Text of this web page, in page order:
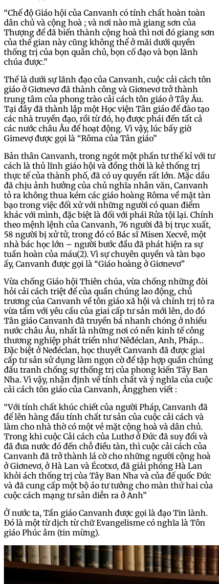
“Chế độ Giáo hội của Canvanh có tính chất hoàn toàn
dân chủ và cộng hoà ; và nơi nào mà giang sơn của
Thượng để đã biến thành cộng hoà thì nơi đó giang sơn
của thế gian này cũng không thể ở mãi dưới quyền
thống trị của bọn quân chủ, bọn cố đạo và bọn lãnh
chúa được.”
Thế là dưới sự lãnh đạo của Canvanh, cuộc cải cách tôn
giáo ở Giơnevơ đã thành công và Giơnevơ trở thành
trung tâm của phong trào cải cách tôn giáo ở Tây Âu.
Tại đây đã thành lập một Học viện Tân giáo để đào tạo
các nhà truyền đạo, rồi từ đó, họ được phái đến tất cả
các nước châu Âu để hoạt động. Vì vậy, lúc bấy giờ
Gimevợ được gọi là “Rôma của Tân giáo”
Bản thân Canvanh, trong ngót một phần tư thế kỉ với tư
cách là thủ lĩnh giáo hội và đồng thời là kẻ thống trị
thực tế của thành phố, đã có uy quyền rất lớn. Mặc dầu
đã chịu ảnh hưởng của chủ nghĩa nhân văn, Canvanh
tỏ ra không thua kém các giáo hoàng Rôma về mặt tàn
bạo trong việc đối xử với những người có quan điểm
khác với mình, đặc biệt là đối với phái Rửa tội lại. Chính
theo mệnh lệnh của Canvanh, 76 người đã bị trục xuất,
58 người bị xử tử, trong đó có Bác sĩ Misen Xecvê, một
nhà bác học lớn – người bước đầu đã phát hiện ra sự
tuần hoàn của máu(2). Vì sự chuyên quyền và tàn bạo
ấy, Canvanh được gọi là “Giáo hoàng ở Giơnevơ”
Vừa chống Giáo hội Thiên chúa, vừa chống những đòi
hỏi cải cách triệt để của quần chúng lao động, chủ
trương của Canvanh về tôn giáo xã hội và chính trị tỏ ra
vừa tầm với yêu cầu của giai cấp tư sản mới lên, do đó
Tân giáo Canvanh đã truyền bá nhanh chóng ở nhiều
nước châu Âu, nhất là những nơi có nền kinh tế công
thương nghiệp phát triển như Nêđéclan, Anh, Pháp…
Đặc biệt ở Neđéclan, học thuyết Canvanh đã được giai
cấp tư sản sử dụng làm ngọn cờ để tập hợp quần chúng
đấu tranh chống sự thống trị của phong kiến Tây Ban
Nha. Vì vậy, nhận định về tính chất và ý nghĩa của cuộc
cải cách tôn giáo của Canvanh, Ăngghen viết :
“Với tính chất khúc chiết của người Pháp, Canvanh đã
để lên hàng đầu tính chất tư sản của cuộc cải cách và
làm cho nhà thờ có một vẻ mặt cộng hoà và dân chủ.
Trong khi cuộc Cải cách của Luthơ ở Đức đã suy đổi và
đã đưa nước đó đến chỗ điều tàn, thì cuộc cải cách của
Canvanh đã trở thành lá cờ cho những người cộng hoà
ở Giơnevơ, ở Hà Lan và Écotxơ, đã giải phóng Hà Lan
khỏi ách thống trị của Tây Ban Nha và của đế quốc Đức
và đã cung cấp một bộ áo tư tưởng cho màn thứ hai của
cuộc cách mạng tư sản diễn ra ở Anh”
Ở nước ta, Tần giáo Canvanh được gọi là đạo Tin lành.
Đó là một từ dịch từ chữ Evangelisme có nghĩa là Tôn
giáo Phúc âm (tin mừng).